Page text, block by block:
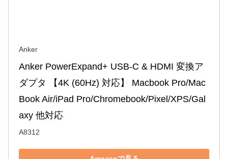
Anker
Anker PowerExpand+ USB-C & HDMI 変換ア
ダプタ 【4K (60Hz) 対応】 Macbook Pro/Mac
Book Air/iPad Pro/Chromebook/Pixel/XPS/Gal
axy 他対応
A8312